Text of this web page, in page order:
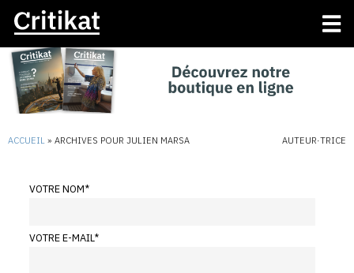
ACCUEIL » ARCHIVES POUR JULIEN MARSA AUTEUR·TRICE
VOTRE NOM*
VOTRE E-MAIL*